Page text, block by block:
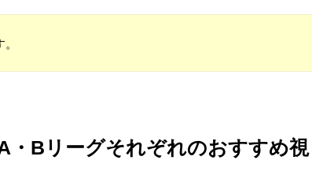
・Bリーグそれぞれのおすすめ視